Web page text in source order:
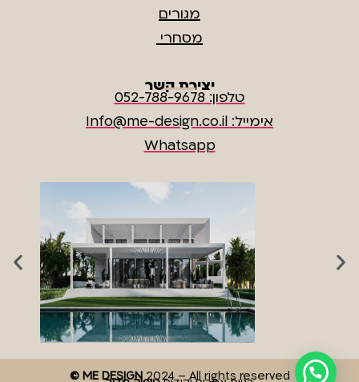
מגורים
מסחרי
יצירת קשר
טלפון: 052-788-9678
אימייל: Info@me-design.co.il
Whatsapp
© ME DESIGN2024 – All rights reserved